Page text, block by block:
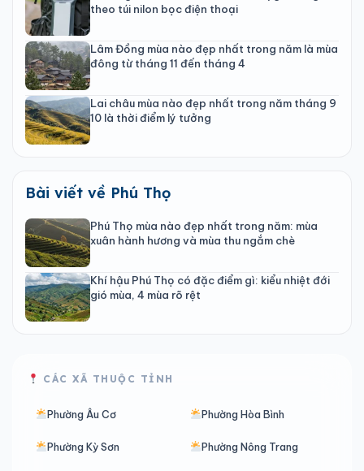
theo túi nilon bọc điện thoại
Lâm Đồng mùa nào đẹp nhất trong năm là mùa
đông từ tháng 11 đến tháng 4
Lai châu mùa nào đẹp nhất trong năm tháng 9
10 là thời điểm lý tưởng
Bài viết về Phú Thọ
Phú Thọ mùa nào đẹp nhất trong năm: mùa
xuân hành hương và mùa thu ngắm chè
Khí hậu Phú Thọ có đặc điểm gì: kiểu nhiệt đới
gió mùa, 4 mùa rõ rệt
CÁC XÃ THUỘC TỈNH
Phường Âu Cơ Phường Hòa Bình
Phường Kỳ Sơn Phường Nông Trang